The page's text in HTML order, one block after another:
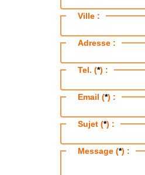
Ville :
Adresse :
Tel. (*) :
Email (*) :
Sujet (*) :
Message (*) :